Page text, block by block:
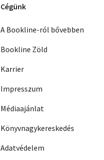
Cégünk
A Bookline-ról bővebben
Bookline Zöld
Karrier
Impresszum
Médiaajánlat
Könyvnagykereskedés
Adatvédelem